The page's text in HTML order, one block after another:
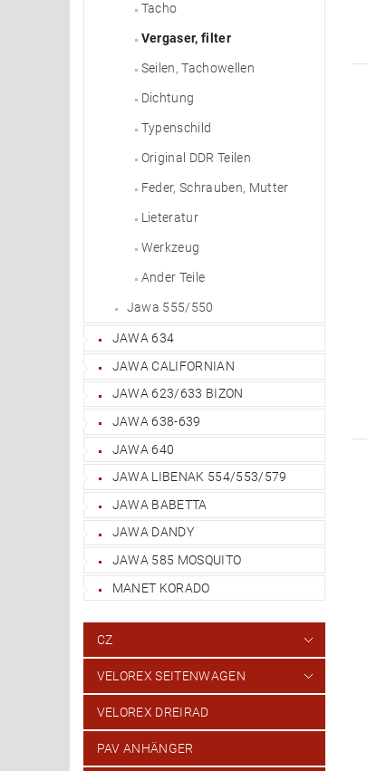
Tacho
Vergaser, filter
Seilen, Tachowellen
Dichtung
Typenschild
Original DDR Teilen
Feder, Schrauben, Mutter
Lieteratur
Werkzeug
Ander Teile
Jawa 555/550
JAWA 634
JAWA CALIFORNIAN
JAWA 623/633 BIZON
JAWA 638-639
JAWA 640
JAWA LIBENAK 554/553/579
JAWA BABETTA
JAWA DANDY
JAWA 585 MOSQUITO
MANET KORADO
CZ
VELOREX SEITENWAGEN
VELOREX DREIRAD
PAV ANHÄNGER